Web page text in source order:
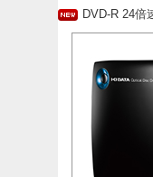
DVD-R 24倍